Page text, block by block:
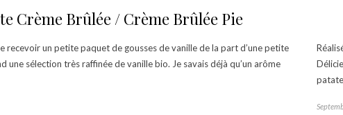
Crème Brûlée / Crème Brûlée Pie
recevoir un petite paquet de gousses de vanille de la part d’une petite
une sélection très raffinée de vanille bio. Je savais déjà qu’un arôme